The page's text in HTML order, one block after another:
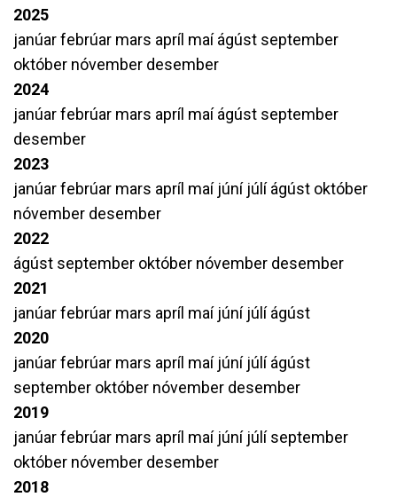
2025
janúarfebrúar mars apríl maíágúst september
október nóvember desember
2024
janúarfebrúar mars apríl maíágúst september
desember
2023
janúarfebrúar mars apríl maí júní júlíágúst október
nóvember desember
2022
ágúst september október nóvember desember
2021
janúarfebrúar mars apríl maí júní júlíágúst
2020
janúarfebrúar mars apríl maí júní júlíágúst
september október nóvember desember
2019
janúarfebrúar mars apríl maí júní júlíseptember
október nóvember desember
2018